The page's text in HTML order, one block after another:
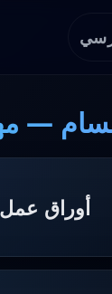
—
أوراق عمل